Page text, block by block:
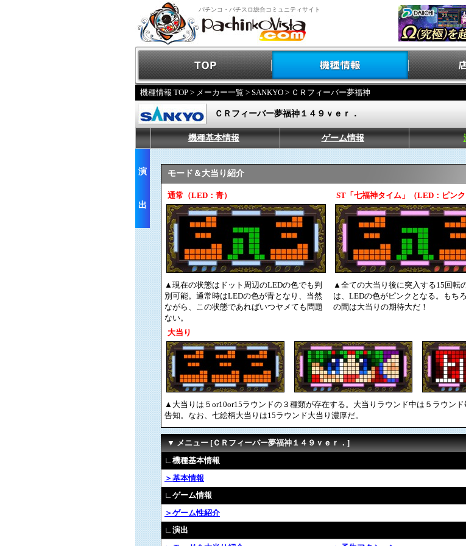
パチンコ・パチスロ総合コミュニティサイト
機種情報 TOP > メーカー一覧 > SANKYO > ＣＲフィーバー夢福神
ＣＲフィーバー夢福神１４９ｖｅｒ．
機種基本情報 ゲーム情報
演
出
モード＆大当り紹介
通常（LED：青） ST「七福神タイム」（LED：ピンク
▲現在の状態はドット周辺のLEDの色でも判
別可能。通常時はLEDの色が青となり、当然
ながら、この状態であればいつヤメても問題
ない。
▲全ての大当り後に突入する15回転
は、LEDの色がピンクとなる。もち
の間は大当りの期待大だ！
大当り
▲大当りは５or10or15ラウンドの３種類が存在する。大当りラウンド中は５ラウン
告知。なお、七絵柄大当りは15ラウンド大当り濃厚だ。
▼ メニュー [ＣＲフィーバー夢福神１４９ｖｅｒ．]
∟機種基本情報
＞基本情報
∟ゲーム情報
＞ゲーム性紹介
∟演出